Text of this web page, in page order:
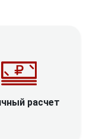
расчет